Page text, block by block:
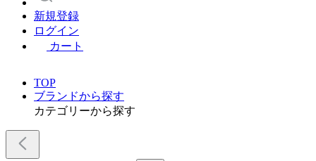
新規登録
ログイン
カート
TOP
ブランドから探す
カテゴリーから探す